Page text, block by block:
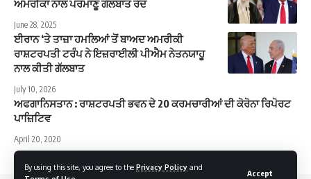
By using this site, you agree to the Privacy Policy and
Accept
ਅਮਰੀਕਾ ਨਾਲ ਪਰਮਾਣੂ ਗੱਲਬਾਤ ਰੱਦ
June 28, 2025
ਈਰਾਨ ‘ਤੇ ਤਾਜ਼ਾ ਹਮਲਿਆਂ ਤੋਂ ਬਾਅਦ ਅਮਰੀਕੀ
ਰਾਸ਼ਟਰਪਤੀ ਟਰੰਪ ਨੇ ਇਜ਼ਰਾਈਲੀ ਪੀਐਮ ਨੇਤਨਯਾਹੂ
ਨਾਲ ਕੀਤੀ ਗੱਲਬਾਤ
July 10, 2026
ਅਫਗਾਨਿਸਤਾਨ : ਰਾਸ਼ਟਰਪਤੀ ਭਵਨ ਦੇ 20 ਕਰਮਚਾਰੀਆਂ ਦੀ ਕੋਰੋਨਾ ਰਿਪੋਰਟ
ਪਾਜ਼ਿਟਿਵ
April 20, 2020